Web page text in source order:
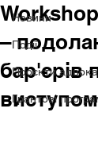
Новини
Події
Проєкти
Грантові
–
бар'єрів